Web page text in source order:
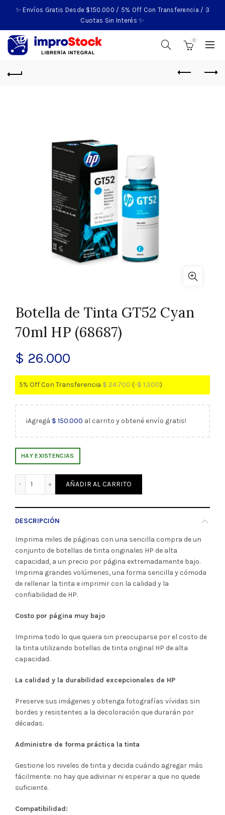
✨ Envíos Gratis Desde $150.000 / 5% Off Con Transferencia / 3
Cuotas Sin Interés ✨
0
Botella de Tinta GT52 Cyan
70ml HP (68687)
$ 26.000
5% Off Con Transferencia $ 24.700 (-$ 1.300)
¡Agregá $ 150.000 al carrito y obtené envío gratis!
HAY EXISTENCIAS
Botella de Tinta GT52 Cyan 70ml HP (68687) cantidad
AÑADIR AL CARRITO
DESCRIPCIÓN
Imprima miles de páginas con una sencilla compra de un
conjunto de botellas de tinta originales HP de alta
capacidad, a un precio por página extremadamente bajo.
Imprima grandes volúmenes, una forma sencilla y cómoda
de rellenar la tinta e imprimir con la calidad y la
confiabilidad de HP.
Costo por página muy bajo
Imprima todo lo que quiera sin preocuparse por el costo de
la tinta utilizando botellas de tinta original HP de alta
capacidad.
La calidad y la durabilidad excepcionales de HP
Preserve sus imágenes y obtenga fotografías vívidas sin
bordes y resistentes a la decoloración que durarán por
décadas.
Administre de forma práctica la tinta
Gestione los niveles de tinta y decida cuándo agregar más
fácilmente: no hay que adivinar ni esperar a que no quede
suficiente.
Compatibilidad: